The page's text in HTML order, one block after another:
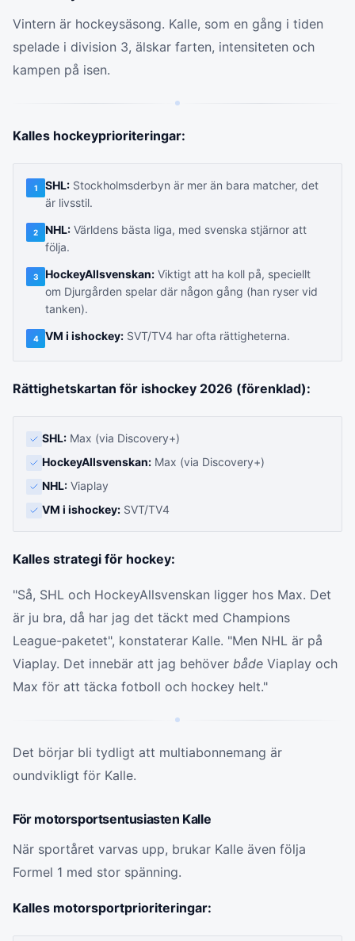
Vintern är hockeysäsong. Kalle, som en gång i tiden
spelade i division 3, älskar farten, intensiteten och
kampen på isen.
Kalles hockeyprioriteringar:
1 SHL: Stockholmsderbyn är mer än bara matcher, det
är livsstil.
2 NHL: Världens bästa liga, med svenska stjärnor att
följa.
3 HockeyAllsvenskan: Viktigt att ha koll på, speciellt
om Djurgården spelar där någon gång (han ryser vid
tanken).
4 VM i ishockey: SVT/TV4 har ofta rättigheterna.
Rättighetskartan för ishockey 2026 (förenklad):
SHL: Max (via Discovery+)
HockeyAllsvenskan: Max (via Discovery+)
NHL: Viaplay
VM i ishockey: SVT/TV4
Kalles strategi för hockey:
"Så, SHL och HockeyAllsvenskan ligger hos Max. Det
är ju bra, då har jag det täckt med Champions
League-paketet", konstaterar Kalle. "Men NHL är på
Viaplay. Det innebär att jag behöver både Viaplay och
Max för att täcka fotboll och hockey helt."
Det börjar bli tydligt att multiabonnemang är
oundvikligt för Kalle.
För motorsportsentusiasten Kalle
När sportåret varvas upp, brukar Kalle även följa
Formel 1 med stor spänning.
Kalles motorsportprioriteringar: